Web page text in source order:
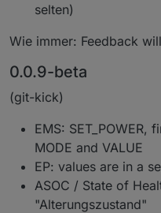
selten)
Wie immer: Feedback
0.0.9-beta
(git-kick)
EMS:
MODE and VALUE
EP: values are in a
ASOC / State of
"Alterungszustand"